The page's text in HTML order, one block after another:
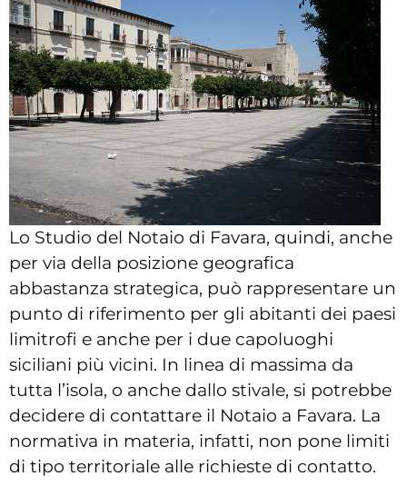
Lo Studio del Notaio di Favara, quindi, anche
per via della posizione geografica
abbastanza strategica, può rappresentare un
punto di riferimento per gli abitanti dei paesi
limitrofi e anche per i due capoluoghi
siciliani più vicini. In linea di massima da
tutta l’isola, o anche dallo stivale, si potrebbe
decidere di contattare il Notaio a Favara. La
normativa in materia, infatti, non pone limiti
di tipo territoriale alle richieste di contatto.